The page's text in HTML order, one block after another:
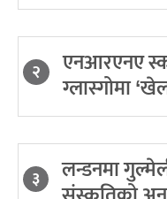
२ एनआरएनए
ग्लास्गोमा
३ लन्डनमा